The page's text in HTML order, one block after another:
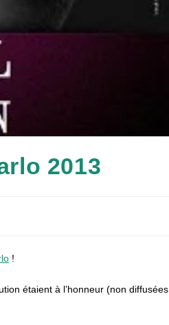
2013
!
étaient à l’honneur (non diffusées